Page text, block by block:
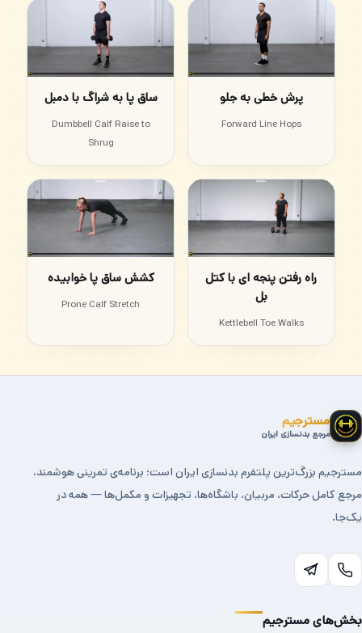
پرش خطی به جلو
Forward Line Hops
ساق پا به شراگ با دمبل
Dumbbell Calf Raise to
Shrug
راه رفتن پنجه ای با کتل
بل
Kettlebell Toe Walks
کشش ساق پا خوابیده
Prone Calf Stretch
مسترجیم
مرجع بدنسازی ایران
مسترجیم بزرگ‌ترین پلتفرم بدنسازی ایران است؛ برنامه‌ی تمرینی هوشمند،
مرجع کامل حرکات، مربیان، باشگاه‌ها، تجهیزات و مکمل‌ها — همه در
یک‌جا.
بخش‌های مسترجیم